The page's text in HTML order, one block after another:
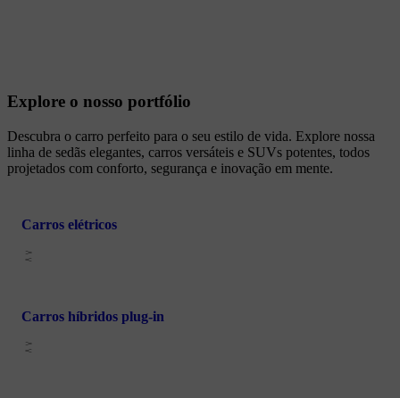
Explore o nosso portfólio
Descubra o carro perfeito para o seu estilo de vida. Explore nossa
linha de sedãs elegantes, carros versáteis e SUVs potentes, todos
projetados com conforto, segurança e inovação em mente.
Carros elétricos
Carros híbridos plug-in